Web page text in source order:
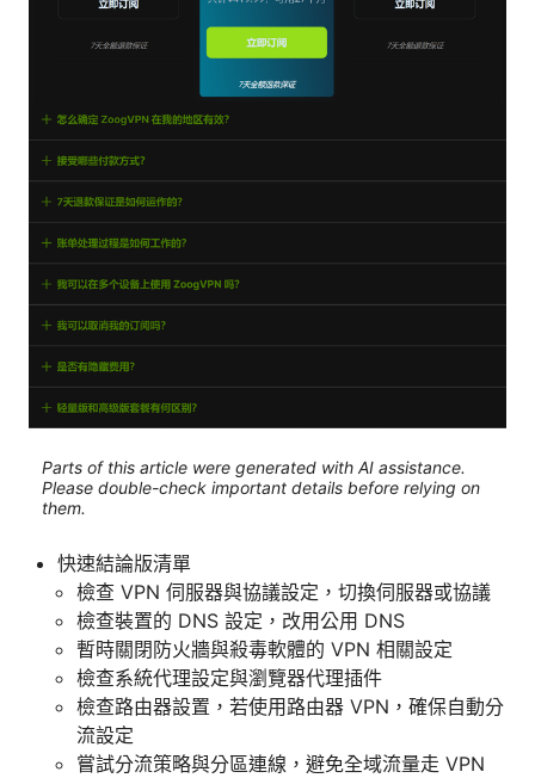
Parts of this article were generated with AI assistance.
Please double-check important details before relying on
them.
快速結論版清單
檢查 VPN 伺服器與協議設定，切換伺服器或協議
檢查裝置的 DNS 設定，改用公用 DNS
暫時關閉防火牆與殺毒軟體的 VPN 相關設定
檢查系統代理設定與瀏覽器代理插件
檢查路由器設置，若使用路由器 VPN，確保自動分
流設定
嘗試分流策略與分區連線，避免全域流量走 VPN